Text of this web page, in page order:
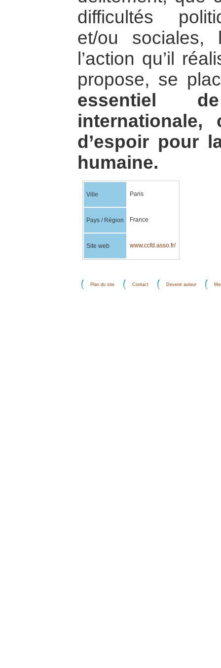
difficultés
et/ou
l’action qu’il
propose, se
essentiel
internationale,
d’espoir pour
humaine.
Ville Paris
Pays / Région France
Site web www.ccfd.asso.fr/
Plan du site Contact Devenir auteur